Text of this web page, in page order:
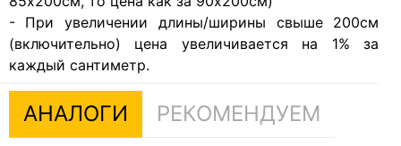
- При увеличении длины/ширины свыше 200см
(включительно) цена увеличивается на 1% за
каждый сантиметр.
АНАЛОГИ
РЕКОМЕНДУЕМ